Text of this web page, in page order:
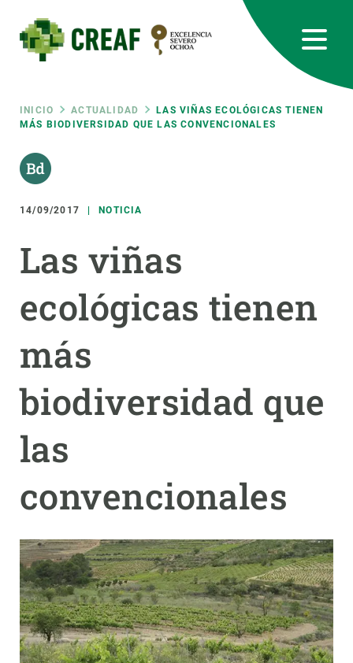
contenido
principal
Ruta
de
navegación
INICIO ACTUALIDAD
LAS VIÑAS ECOLÓGICAS TIENEN
MÁS BIODIVERSIDAD QUE LAS CONVENCIONALES
14/09/2017 NOTICIA
Las viñas
ecológicas tienen
más
biodiversidad que
las
convencionales
RRSS
Featured
responsive
INTRANET
Responsive
menu
INVESTIGACIÓN
CIENCIA EN ACCIÓN
ÚNETE A NOSOTROS
PARTICIPA